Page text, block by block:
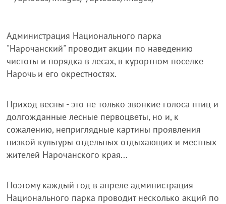
Администрация Национального парка
"Нарочанский" проводит акции по наведению
чистоты и порядка в лесах, в курортном поселке
Нарочь и его окрестностях.
Приход весны - это не только звонкие голоса птиц и
долгожданные лесные первоцветы, но и, к
сожалению, неприглядные картины проявления
низкой культуры отдельных отдыхающих и местных
жителей Нарочанского края...
Поэтому каждый год в апреле администрация
Национального парка проводит несколько акций по